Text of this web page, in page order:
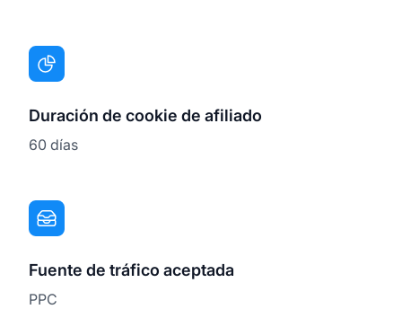
Duración de cookie de afiliado
60 días
Fuente de tráfico aceptada
PPC